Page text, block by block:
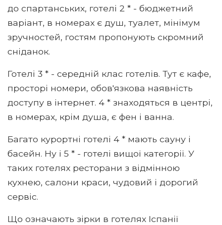
до спартанських, готелі 2 * - бюджетний
варіант, в номерах є душ, туалет, мінімум
зручностей, гостям пропонують скромний
сніданок.
Готелі 3 * - середній клас готелів. Тут є кафе,
просторі номери, обов'язкова наявність
доступу в інтернет. 4 * знаходяться в центрі,
в номерах, крім душа, є фен і ванна.
Багато курортні готелі 4 * мають сауну і
басейн. Ну і 5 * - готелі вищої категорії. У
таких готелях ресторани з відмінною
кухнею, салони краси, чудовий і дорогий
сервіс.
Що означають зірки в готелях Іспанії